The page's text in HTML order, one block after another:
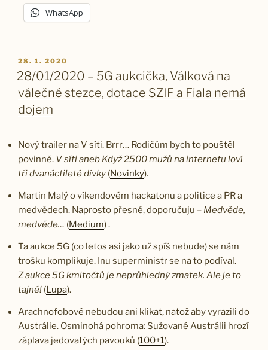
WhatsApp
PUBLIKOVÁNO
28. 1. 2020
28/01/2020 – 5G aukcička, Válková na
válečné stezce, dotace SZIF a Fiala nemá
dojem
Nový trailer na V síti. Brrr… Rodičům bych to pouštěl
povinně. V síti aneb Když 2500 mužů na internetu loví
tři dvanáctileté dívky (Novinky).
Martin Malý o víkendovém hackatonu a politice a PR a
medvědech. Naprosto přesné, doporučuju – Medvěde,
medvěde… (Medium) .
Ta aukce 5G (co letos asi jako už spíš nebude) se nám
trošku komplikuje. Inu superministr se na to podíval.
Z aukce 5G kmitočtů je neprůhledný zmatek. Ale je to
tajné! (Lupa).
Arachnofobové nebudou ani klikat, natož aby vyrazili do
Austrálie. Osminohá pohroma: Sužované Austrálii hrozí
záplava jedovatých pavouků (100+1).